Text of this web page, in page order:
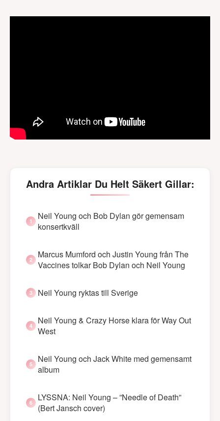
Andra Artiklar Du Helt Säkert Gillar:
Neil Young och Bob Dylan gör gemensam
konsertkväll
Marcus Mumford och Justin Young från The
Vaccines tolkar Bob Dylan och Neil Young
Neil Young ryktas till Sverige
Neil Young & Crazy Horse klara för Way Out
West
Neil Young och Jack White med gemensamt
album
LYSSNA: Neil Young – ”Needle of Death”
(Bert Jansch cover)